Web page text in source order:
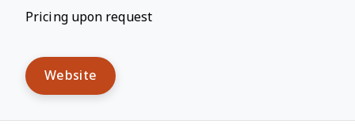
Pricing upon request
Website